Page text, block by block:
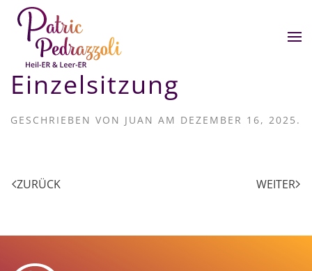
Zum Hauptinhalt springen
Einzelsitzung
GESCHRIEBEN VON JUAN AM DEZEMBER 16, 2025 .
ZURÜCK WEITER